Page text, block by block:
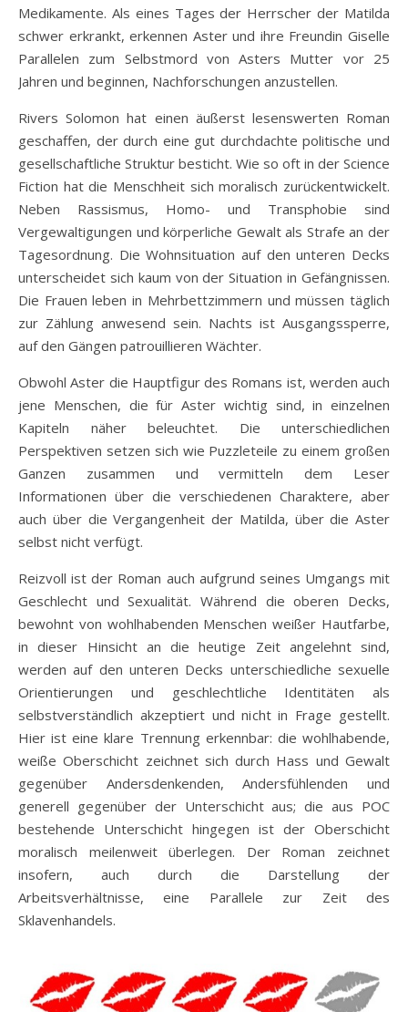
Medikamente. Als eines Tages der Herrscher der Matilda
schwer erkrankt, erkennen Aster und ihre Freundin Giselle
Parallelen zum Selbstmord von Asters Mutter vor 25
Jahren und beginnen, Nachforschungen anzustellen.
Rivers Solomon hat einen äußerst lesenswerten Roman
geschaffen, der durch eine gut durchdachte politische und
gesellschaftliche Struktur besticht. Wie so oft in der Science
Fiction hat die Menschheit sich moralisch zurückentwickelt.
Neben Rassismus, Homo- und Transphobie sind
Vergewaltigungen und körperliche Gewalt als Strafe an der
Tagesordnung. Die Wohnsituation auf den unteren Decks
unterscheidet sich kaum von der Situation in Gefängnissen.
Die Frauen leben in Mehrbettzimmern und müssen täglich
zur Zählung anwesend sein. Nachts ist Ausgangssperre,
auf den Gängen patrouillieren Wächter.
Obwohl Aster die Hauptfigur des Romans ist, werden auch
jene Menschen, die für Aster wichtig sind, in einzelnen
Kapiteln näher beleuchtet. Die unterschiedlichen
Perspektiven setzen sich wie Puzzleteile zu einem großen
Ganzen zusammen und vermitteln dem Leser
Informationen über die verschiedenen Charaktere, aber
auch über die Vergangenheit der Matilda, über die Aster
selbst nicht verfügt.
Reizvoll ist der Roman auch aufgrund seines Umgangs mit
Geschlecht und Sexualität. Während die oberen Decks,
bewohnt von wohlhabenden Menschen weißer Hautfarbe,
in dieser Hinsicht an die heutige Zeit angelehnt sind,
werden auf den unteren Decks unterschiedliche sexuelle
Orientierungen und geschlechtliche Identitäten als
selbstverständlich akzeptiert und nicht in Frage gestellt.
Hier ist eine klare Trennung erkennbar: die wohlhabende,
weiße Oberschicht zeichnet sich durch Hass und Gewalt
gegenüber Andersdenkenden, Andersfühlenden und
generell gegenüber der Unterschicht aus; die aus POC
bestehende Unterschicht hingegen ist der Oberschicht
moralisch meilenweit überlegen. Der Roman zeichnet
insofern, auch durch die Darstellung der
Arbeitsverhältnisse, eine Parallele zur Zeit des
Sklavenhandels.